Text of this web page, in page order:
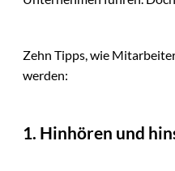
Zehn Tipps, wie
werden:
1. Hinhören und